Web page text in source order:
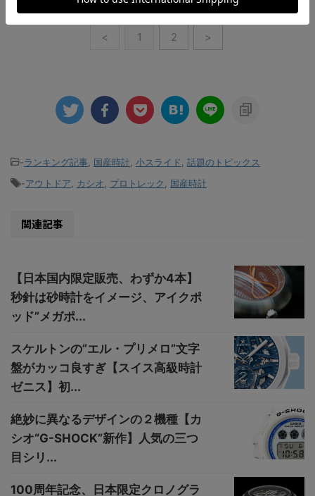
< 1 2 >
-ランキング記事 国産時計 小スライド
話題のトピックス
-アウトドア カシオ プロトレック 国産時計
関連記事
【日本国内限定販売、わずか4本】
秒針は砂時計をイメージ、アイクポ
ッド”メガポ...
スケルトンの”エル・プリメロ”文字
盤がカッコ良すぎ【スイス高級時計
ゼニス】初...
絶妙に異なるデザインの２機種【カ
シオ“G-SHOCK”新作】人気の三つ
目シリ...
100周年記念、日本限定クロノグラ